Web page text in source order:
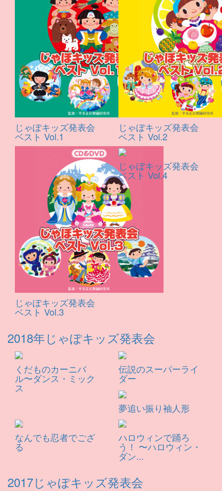
じゃぽキッズ発表会
ベスト Vol.1
じゃぽキッズ発表会
ベスト Vol.2
じゃぽキッズ発表会
ベスト Vol.3
じゃぽキッズ発表会
ベスト Vol.4
2018年じゃぽキッズ発表会
くだものカーニバ
ル〜ダンス・ミック
ス
伝説のスーパーライ
ダー
夢追い振り袖人形
なんでも忍者でござ
る
ハロウィンで踊ろ
う！ 〜ハロウィン・
ダン...
2017じゃぽキッズ発表会